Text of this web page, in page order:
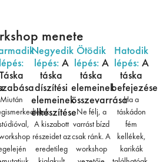
menete
lépés:
Táska
Miután
Negyedik
lépés: A
táska
díszítési
elemeinek
elkészítése
A kiszabott
részeidet az
eredetileg
Ötödik
lépés: A
táska
elemeinek
összevarrása
Ne félj, a
varrást bízd
csak ránk. A
workshop
Hatodik
lépés: A
táska
befejezése
Ha a
táskádon
fém
kellékek,
karikák